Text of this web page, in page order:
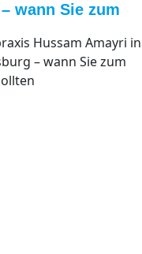
wann Sie zum